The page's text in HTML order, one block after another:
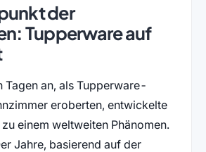
der
Tupperware auf
Tagen an, als Tupperware-
eroberten, entwickelte
einem weltweiten Phänomen.
Jahre, basierend auf der